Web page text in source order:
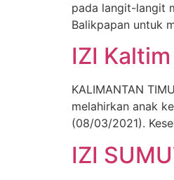
pada langit-langit
Balikpapan untuk
IZI
KALIMANTAN
melahirkan anak
(08/03/2021).
IZI